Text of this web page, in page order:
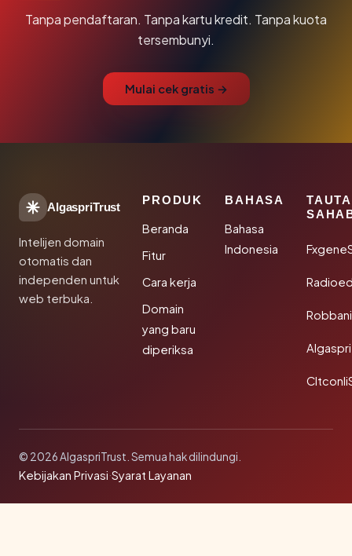
Tanpa pendaftaran. Tanpa kartu kredit. Tanpa kuota
tersembunyi.
Mulai cek gratis →
AlgaspriTrust
Intelijen domain
otomatis dan
independen untuk
web terbuka.
PRODUK
Beranda
Fitur
Cara kerja
Domain
yang baru
diperiksa
BAHASA
Bahasa
Indonesia
© 2026 AlgaspriTrust. Semua hak dilindungi.
Kebijakan Privasi·Syarat Layanan